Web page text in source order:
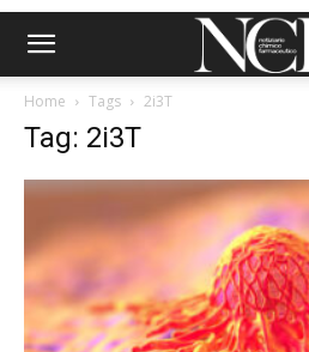
Home Tags 2i3T
Tag: 2i3T